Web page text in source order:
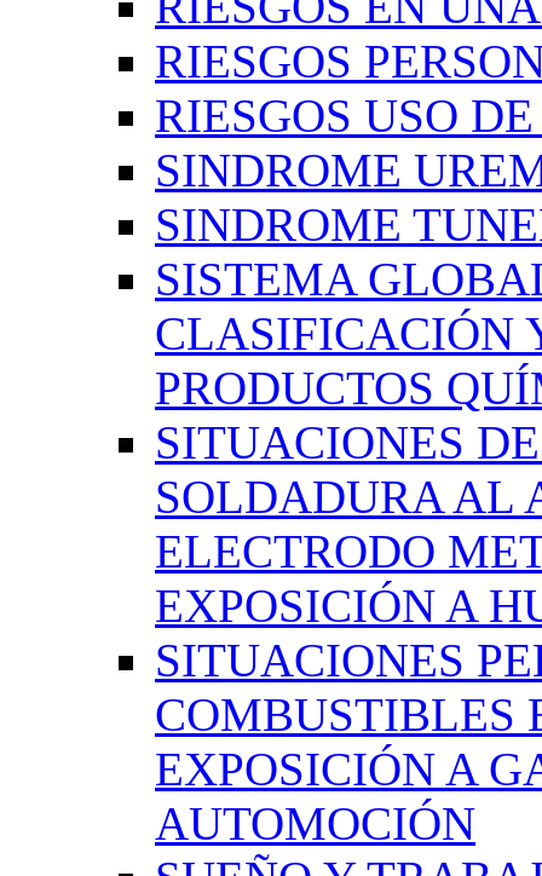
RIESGOS
RIESGOS USO
SINDROME
SINDROME
SISTEMA
CLASIFICACIÓN
PRODUCTOS
SITUACIONES
SOLDADURA AL
ELECTRODO
EXPOSICIÓN A
SITUACIONES
COMBUSTIBLES
EXPOSICIÓN A
AUTOMOCIÓN